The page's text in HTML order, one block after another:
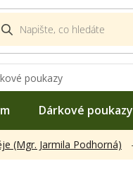
poukazy
Dárkové poukazy
(Mgr. Jarmila Podhorná)